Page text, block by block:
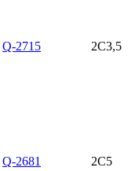
Q-2715 2C3,5
Q-2681 2C5